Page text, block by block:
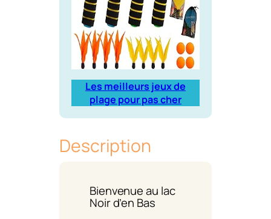
Les meilleurs jeux de
plage pour pas cher
Description
Bienvenue au lac
Noir d’en Bas